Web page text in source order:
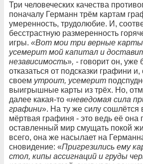
Три человеческих качества
поначалу Германн трём картам
умеренность, трудолюбие. И,
бесстрастную размеренность
игры. «Вот мои три верные
усемерит мой капитал и
независимость», - говорит он,
отказаться от подсказки графини
своем утроит, усемерит
выигрышные карты из трёх. Но,
далее какая-то «неведомая сила
графини». На ту же силу сошлётся
мёртвая графиня - это ведь её она
оставленный мир смущать покой
всего, она же насылает на
сновидение: «Пригрезились ему
стол, кипы ассигнаций и груды